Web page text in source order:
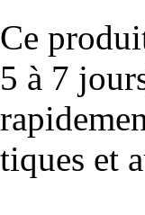
Ce
5 à 7
tiques et